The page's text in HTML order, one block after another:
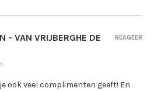
- VAN VRIJBERGHE DE
ook veel complimenten geeft! En
REAGEER